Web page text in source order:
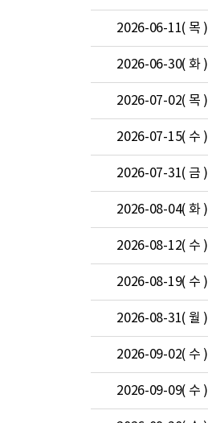
2026-06-11( 목 )
2026-06-30( 화 )
2026-07-02( 목 )
2026-07-15( 수 )
2026-07-31( 금 )
2026-08-04( 화 )
2026-08-12( 수 )
2026-08-19( 수 )
2026-08-31( 월 )
2026-09-02( 수 )
2026-09-09( 수 )